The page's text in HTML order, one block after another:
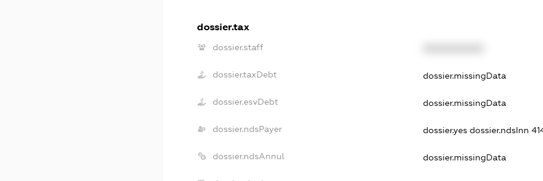
dossier.tax
dossier.staff
dossier.taxDebt dossier.missingData
dossier.esvDebt dossier.missingData
dossier.ndsPayer dossier.yes dossier.ndsInn
dossier.ndsAnnul dossier.missingData